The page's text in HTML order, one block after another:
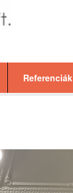
Referenciák